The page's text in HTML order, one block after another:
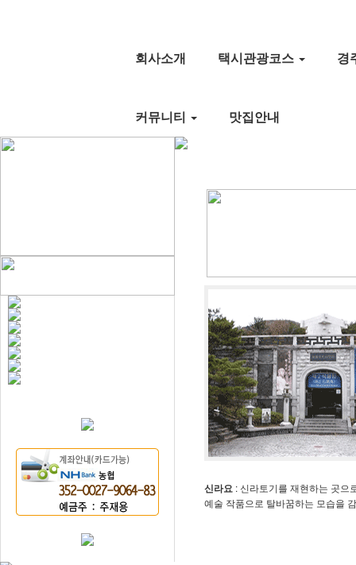
회사소개 택시관광코스 경
커뮤니티 맛집안내
신라요 : 신라토기를 재현하는 곳으
예술 작품으로 탈바꿈하는 모습을